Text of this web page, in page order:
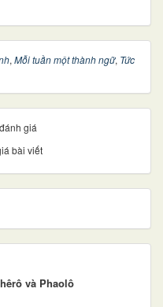
,Mỗi tuần một thành ngữ, Tức
giá
bài viết
và Phaolô